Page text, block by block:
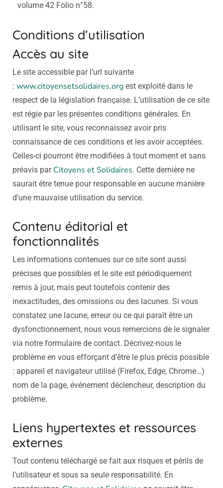
volume 42 Folio n°58.
Conditions d’utilisation
Accès au site
Le site accessible par l’url suivante
: www.citoyensetsolidaires.org est exploité dans le
respect de la législation française. L’utilisation de ce site
est régie par les présentes conditions générales. En
utilisant le site, vous reconnaissez avoir pris
connaissance de ces conditions et les avoir acceptées.
Celles-ci pourront être modifiées à tout moment et sans
préavis par Citoyens et Solidaires. Cette dernière ne
saurait être tenue pour responsable en aucune manière
d’une mauvaise utilisation du service.
Contenu éditorial et
fonctionnalités
Les informations contenues sur ce site sont aussi
précises que possibles et le site est périodiquement
remis à jour, mais peut toutefois contenir des
inexactitudes, des omissions ou des lacunes. Si vous
constatez une lacune, erreur ou ce qui paraît être un
dysfonctionnement, nous vous remercions de le signaler
via notre formulaire de contact. Décrivez-nous le
problème en vous efforçant d’être le plus précis possible
: appareil et navigateur utilisé (Firefox, Edge, Chrome…)
nom de la page, événement déclencheur, description du
problème.
Liens hypertextes et ressources
externes
Tout contenu téléchargé se fait aux risques et périls de
l’utilisateur et sous sa seule responsabilité. En